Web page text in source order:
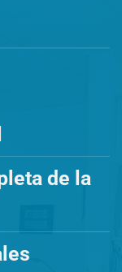
de la